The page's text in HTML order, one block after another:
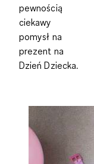
pewnością
ciekawy
pomysł na
prezent na
Dzień Dziecka.